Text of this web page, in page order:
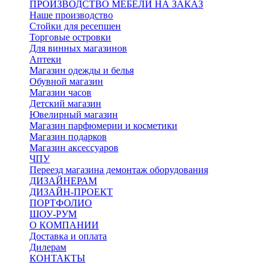
ПРОИЗВОДСТВО МЕБЕЛИ НА ЗАКАЗ
Наше производство
Стойки для ресепшен
Торговые островки
Для винных магазинов
Аптеки
Магазин одежды и белья
Обувной магазин
Магазин часов
Детский магазин
Ювелирный магазин
Магазин парфюмерии и косметики
Магазин подарков
Магазин аксессуаров
ЧПУ
Переезд магазина демонтаж оборудования
ДИЗАЙНЕРАМ
ДИЗАЙН-ПРОЕКТ
ПОРТФОЛИО
ШОУ-РУМ
О КОМПАНИИ
Доставка и оплата
Дилерам
КОНТАКТЫ